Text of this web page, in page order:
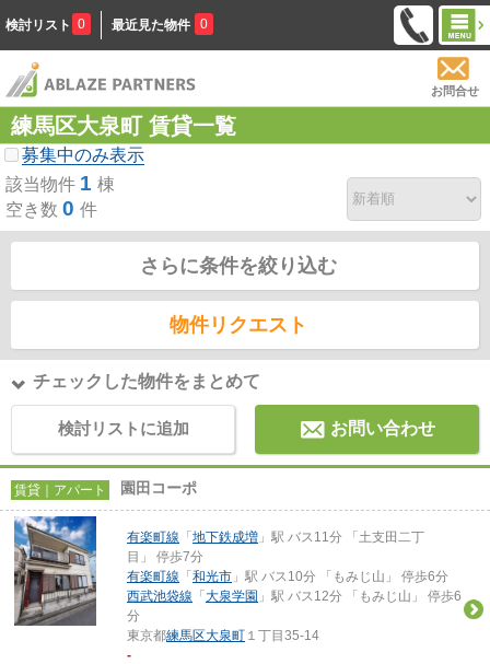
検討リスト 0 最近見た物件 0
お問合せ
練馬区大泉町 賃貸一覧
募集中のみ表示
該当物件 1 棟
空き数 0 件
さらに条件を絞り込む
物件リクエスト
チェックした物件をまとめて
検討リストに追加 お問い合わせ
賃貸｜アパート 園田コーポ
有楽町線 「 地下鉄成増 」駅 バス11分 「土支田二丁
目」 停歩7分
有楽町線 「 和光市 」駅 バス10分 「もみじ山」 停歩6分
西武池袋線 「 大泉学園 」駅 バス12分 「もみじ山」 停歩6
分
東京都練馬区大泉町 １丁目35-14
-